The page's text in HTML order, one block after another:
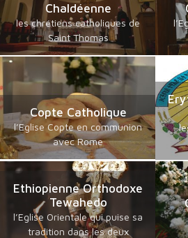
Chaldéenne
les chrétiens catholiques de
Saint Thomas
Copte Catholique
l’Eglise Copte en communion
avec Rome
Ethiopienne Orthodoxe
Tewahedo
l’Eglise Orientale qui puise sa
tradition dans les deux